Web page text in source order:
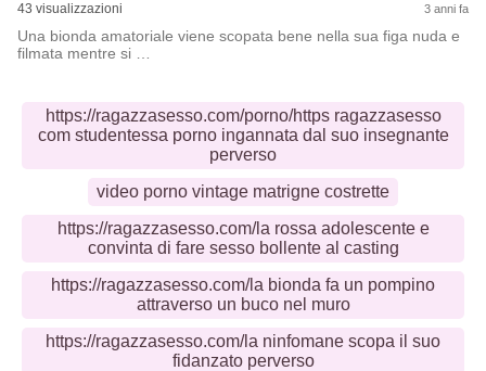
43 visualizzazioni 3 anni fa
Una bionda amatoriale viene scopata bene nella sua figa nuda e
filmata mentre si …
https://ragazzasesso.com/porno/https ragazzasesso
com studentessa porno ingannata dal suo insegnante
perverso
video porno vintage matrigne costrette
https://ragazzasesso.com/la rossa adolescente e
convinta di fare sesso bollente al casting
https://ragazzasesso.com/la bionda fa un pompino
attraverso un buco nel muro
https://ragazzasesso.com/la ninfomane scopa il suo
fidanzato perverso